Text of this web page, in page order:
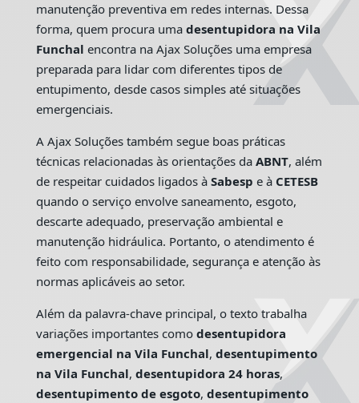
manutenção preventiva em redes internas. Dessa
forma, quem procura uma desentupidora na Vila
Funchal encontra na Ajax Soluções uma empresa
preparada para lidar com diferentes tipos de
entupimento, desde casos simples até situações
emergenciais.
A Ajax Soluções também segue boas práticas
técnicas relacionadas às orientações da ABNT, além
de respeitar cuidados ligados à Sabesp e à CETESB
quando o serviço envolve saneamento, esgoto,
descarte adequado, preservação ambiental e
manutenção hidráulica. Portanto, o atendimento é
feito com responsabilidade, segurança e atenção às
normas aplicáveis ao setor.
Além da palavra-chave principal, o texto trabalha
variações importantes como desentupidora
emergencial na Vila Funchal, desentupimento
na Vila Funchal, desentupidora 24 horas,
desentupimento de esgoto, desentupimento